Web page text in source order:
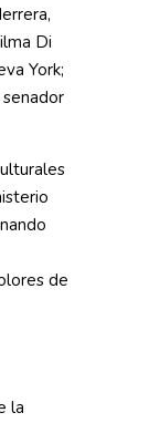
Di
York;
de